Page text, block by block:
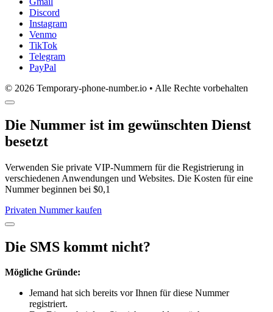
Discord
Instagram
Venmo
TikTok
Telegram
PayPal
© 2026 Temporary-phone-number.io • Alle Rechte vorbehalten
Die Nummer ist im gewünschten Dienst
besetzt
Verwenden Sie private VIP-Nummern für die Registrierung in
verschiedenen Anwendungen und Websites. Die Kosten für eine
Nummer beginnen bei $0,1
Privaten Nummer kaufen
Die SMS kommt nicht?
Mögliche Gründe:
Jemand hat sich bereits vor Ihnen für diese Nummer
registriert.